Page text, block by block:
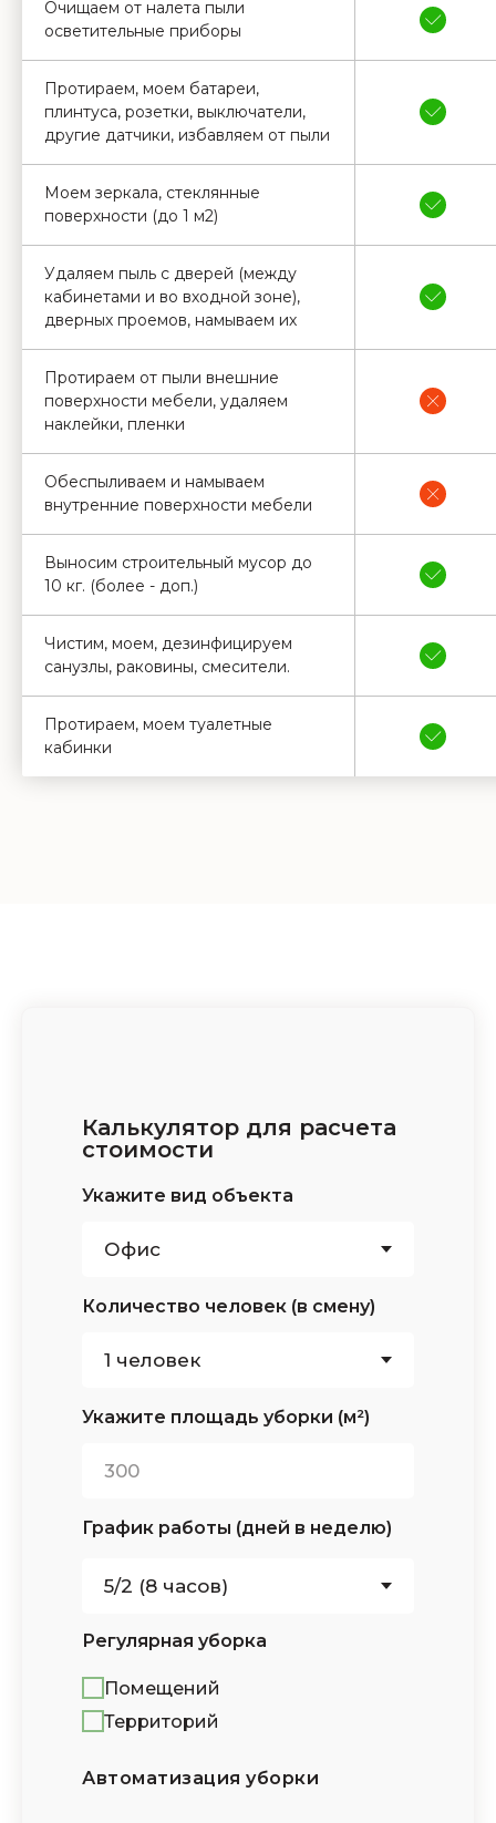
Очищаем от налета пыли
осветительные приборы
Протираем, моем батареи,
плинтуса, розетки, выключатели,
другие датчики, избавляем от пыли
Моем зеркала, стеклянные
поверхности (до 1 м2)
Удаляем пыль с дверей (между
кабинетами и во входной зоне),
дверных проемов, намываем их
Протираем от пыли внешние
поверхности мебели, удаляем
наклейки, пленки
Обеспыливаем и намываем
внутренние поверхности мебели
Выносим строительный мусор до
10 кг. (более - доп.)
Чистим, моем, дезинфицируем
санузлы, раковины, смесители.
Протираем, моем туалетные
кабинки
Калькулятор для расчета
стоимости
Укажите площадь уборки (м²)
Количество человек (в смену)
Укажите вид объекта
График работы (дней в неделю)
Помещений
Территорий
Регулярная уборка
Автоматизация уборки